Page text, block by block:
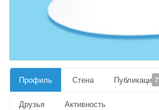
Профиль Стена Публикации7
Друзья Активность